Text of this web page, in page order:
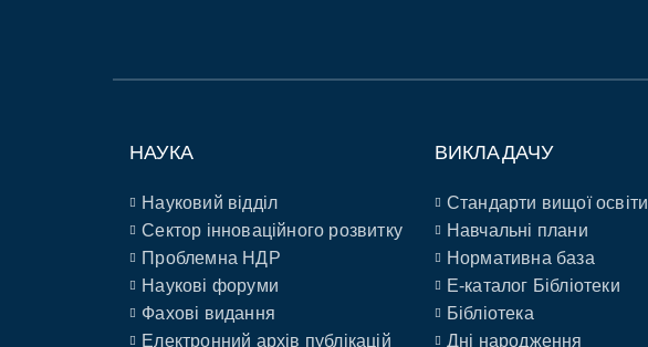
НАУКА
Науковий відділ
Сектор інноваційного розвитку
Проблемна НДР
Наукові форуми
Фахові видання
Електронний архів публікацій
ВИКЛАДАЧУ
Стандарти вищої освіти
Навчальні плани
Нормативна база
E-каталог Бібліотеки
Бібліотека
Дні народження